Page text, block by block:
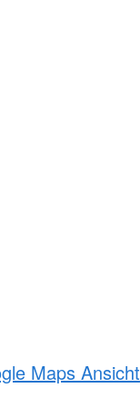
Maps Ansicht